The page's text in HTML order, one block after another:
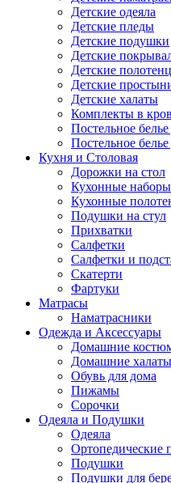
Детские одеяла
Детские пледы
Детские подушки
Детские
Детские
Детские
Детские халаты
Комплекты в
Постельное
Постельное
Кухня и Столовая
Дорожки на стол
Кухонные наборы
Кухонные
Подушки на стул
Прихватки
Салфетки
Салфетки и
Скатерти
Фартуки
Матрасы
Наматрасники
Одежда и Аксессуары
Домашние
Домашние халаты
Обувь для дома
Пижамы
Сорочки
Одеяла и Подушки
Одеяла
Ортопедические
Подушки
Подушки для